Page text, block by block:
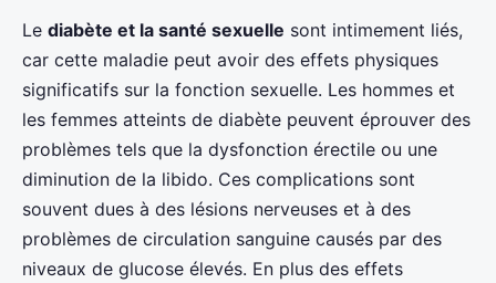
Le diabète et la santé sexuelle sont intimement liés,
car cette maladie peut avoir des effets physiques
significatifs sur la fonction sexuelle. Les hommes et
les femmes atteints de diabète peuvent éprouver des
problèmes tels que la dysfonction érectile ou une
diminution de la libido. Ces complications sont
souvent dues à des lésions nerveuses et à des
problèmes de circulation sanguine causés par des
niveaux de glucose élevés. En plus des effets